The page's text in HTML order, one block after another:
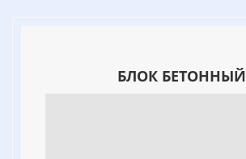
БЛОК БЕТОННЫЙ